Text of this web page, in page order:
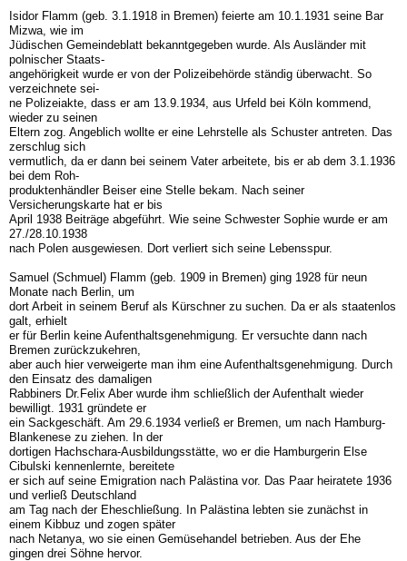
Isidor Flamm (geb. 3.1.1918 in Bremen) feierte am 10.1.1931 seine Bar
Mizwa, wie im
Jüdischen Gemeindeblatt bekanntgegeben wurde. Als Ausländer mit
polnischer Staats-
angehörigkeit wurde er von der Polizeibehörde ständig überwacht. So
verzeichnete sei-
ne Polizeiakte, dass er am 13.9.1934, aus Urfeld bei Köln kommend,
wieder zu seinen
Eltern zog. Angeblich wollte er eine Lehrstelle als Schuster antreten. Das
zerschlug sich
vermutlich, da er dann bei seinem Vater arbeitete, bis er ab dem 3.1.1936
bei dem Roh-
produktenhändler Beiser eine Stelle bekam. Nach seiner
Versicherungskarte hat er bis
April 1938 Beiträge abgeführt. Wie seine Schwester Sophie wurde er am
27./28.10.1938
nach Polen ausgewiesen. Dort verliert sich seine Lebensspur.
Samuel (Schmuel) Flamm (geb. 1909 in Bremen) ging 1928 für neun
Monate nach Berlin, um
dort Arbeit in seinem Beruf als Kürschner zu suchen. Da er als staatenlos
galt, erhielt
er für Berlin keine Aufenthaltsgenehmigung. Er versuchte dann nach
Bremen zurückzukehren,
aber auch hier verweigerte man ihm eine Aufenthaltsgenehmigung. Durch
den Einsatz des damaligen
Rabbiners Dr.Felix Aber wurde ihm schließlich der Aufenthalt wieder
bewilligt. 1931 gründete er
ein Sackgeschäft. Am 29.6.1934 verließ er Bremen, um nach Hamburg-
Blankenese zu ziehen. In der
dortigen Hachschara-Ausbildungsstätte, wo er die Hamburgerin Else
Cibulski kennenlernte, bereitete
er sich auf seine Emigration nach Palästina vor. Das Paar heiratete 1936
und verließ Deutschland
am Tag nach der Eheschließung. In Palästina lebten sie zunächst in
einem Kibbuz und zogen später
nach Netanya, wo sie einen Gemüsehandel betrieben. Aus der Ehe
gingen drei Söhne hervor.